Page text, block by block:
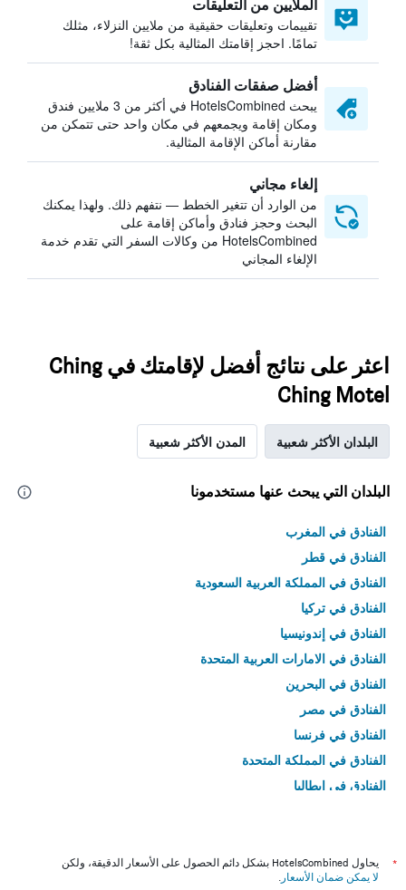
تقييمات وتعليقات حقيقية من ملايين النزلاء، مثلك
تمامًا. احجز إقامتك المثالية بكل ثقة!
أفضل صفقات الفنادق
يبحث HotelsCombined في أكثر من 3 ملايين فندق
ومكان إقامة ويجمعهم في مكان واحد حتى تتمكن من
مقارنة أماكن الإقامة المثالية.
إلغاء مجاني
من الوارد أن تتغير الخطط — نتفهم ذلك. ولهذا يمكنك
البحث وحجز فنادق وأماكن إقامة على
HotelsCombined من وكالات السفر التي تقدم خدمة
الإلغاء المجاني
اعثر على نتائج أفضل لإقامتك في Ching
Ching Motel
البلدان الأكثر شعبية المدن الأكثر شعبية
البلدان التي يبحث عنها مستخدمونا
الفنادق في المغرب
الفنادق في قطر
الفنادق في المملكة العربية السعودية
الفنادق في تركيا
الفنادق في إندونيسيا
الفنادق في الامارات العربية المتحدة
الفنادق في البحرين
الفنادق في مصر
الفنادق في فرنسا
الفنادق في المملكة المتحدة
الفنادق في إيطاليا
*
يحاول HotelsCombined بشكل دائم الحصول على الأسعار الدقيقة، ولكن
لا يمكن ضمان الأسعار .